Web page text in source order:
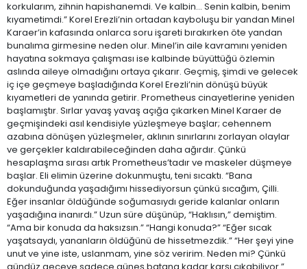
korkularım, zihnin hapishanemdi. Ve kalbin… Senin kalbin, benim
kıyametimdi.” Korel Erezli’nin ortadan kayboluşu bir yandan Minel
Karaer’in kafasında onlarca soru işareti bırakırken öte yandan
bunalıma girmesine neden olur. Minel’in aile kavramını yeniden
hayatına sokmaya çalışması ise kalbinde büyüttüğü özlemin
aslında aileye olmadığını ortaya çıkarır. Geçmiş, şimdi ve gelecek
iç içe geçmeye başladığında Korel Erezli’nin dönüşü büyük
kıyametleri de yanında getirir. Prometheus cinayetlerine yeniden
başlamıştır. Sırlar yavaş yavaş açığa çıkarken Minel Karaer de
geçmişindeki asıl kendisiyle yüzleşmeye başlar; cehennem
azabına dönüşen yüzleşmeler, aklının sınırlarını zorlayan olaylar
ve gerçekler kaldırabileceğinden daha ağırdır. Çünkü
hesaplaşma sırası artık Prometheus’tadır ve maskeler düşmeye
başlar. Eli elimin üzerine dokunmuştu, teni sıcaktı. “Bana
dokunduğunda yaşadığımı hissediyorsun çünkü sıcağım, Çilli.
Eğer insanlar öldüğünde soğumasıydı geride kalanlar onların
yaşadığına inanırdı.” Uzun süre düşünüp, “Haklısın,” demiştim.
“Ama bir konuda da haksızsın.” “Hangi konuda?” “Eğer sıcak
yaşatsaydı, yananların öldüğünü de hissetmezdik.” “Her şeyi yine
unut ve yine iste, uslanmam, yine söz veririm. Neden mi? Çünkü